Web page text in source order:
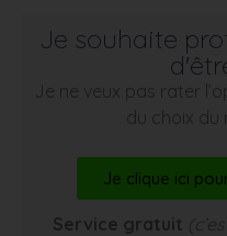
Je souhaite
Je ne veux pas rater
du choix
Je clique ici
Service gratuit